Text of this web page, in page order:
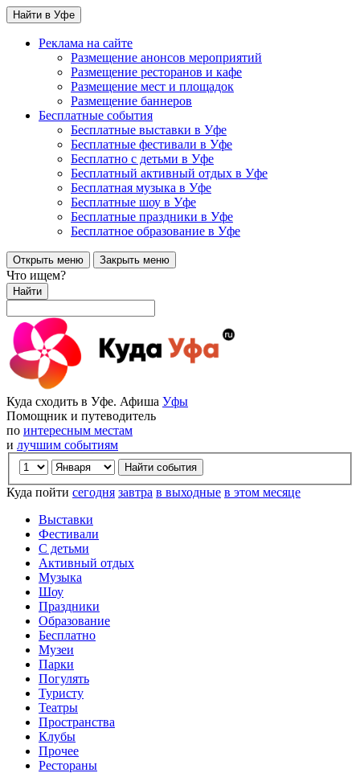
Найти в Уфе
Реклама на сайте
Размещение анонсов мероприятий
Размещение ресторанов и кафе
Размещение мест и площадок
Размещение баннеров
Бесплатные события
Бесплатные выставки в Уфе
Бесплатные фестивали в Уфе
Бесплатно с детьми в Уфе
Бесплатный активный отдых в Уфе
Бесплатная музыка в Уфе
Бесплатные шоу в Уфе
Бесплатные праздники в Уфе
Бесплатное образование в Уфе
Открыть меню Закрыть меню
Что ищем?
Найти
Куда сходить в Уфе. Афиша Уфы
Помощник и путеводитель
по интересным местам
и лучшим событиям
Куда пойти сегодня завтра в выходные в этом месяце
Выставки
Фестивали
С детьми
Активный отдых
Музыка
Шоу
Праздники
Образование
Бесплатно
Музеи
Парки
Погулять
Туристу
Театры
Пространства
Клубы
Прочее
Рестораны